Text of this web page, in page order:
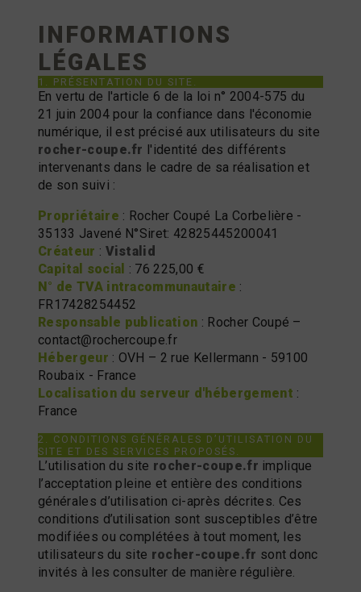
INFORMATIONS
LÉGALES
1. PRÉSENTATION DU SITE.
En vertu de l'article 6 de la loi n° 2004-575 du
21 juin 2004 pour la confiance dans l'économie
numérique, il est précisé aux utilisateurs du site
rocher-coupe.fr l'identité des différents
intervenants dans le cadre de sa réalisation et
de son suivi :
Propriétaire : Rocher Coupé La Corbelière -
35133 Javené N°Siret: 42825445200041
Créateur : Vistalid
Capital social : 76 225,00 €
N° de TVA intracommunautaire :
FR17428254452
Responsable publication : Rocher Coupé –
contact@rochercoupe.fr
Hébergeur : OVH – 2 rue Kellermann - 59100
Roubaix - France
Localisation du serveur d'hébergement :
France
2. CONDITIONS GÉNÉRALES D’UTILISATION DU
SITE ET DES SERVICES PROPOSÉS.
L’utilisation du site rocher-coupe.fr implique
l’acceptation pleine et entière des conditions
générales d’utilisation ci-après décrites. Ces
conditions d’utilisation sont susceptibles d’être
modifiées ou complétées à tout moment, les
utilisateurs du site rocher-coupe.fr sont donc
invités à les consulter de manière régulière.